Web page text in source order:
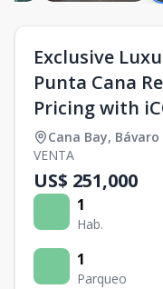
Exclusive
Punta Cana
Pricing with
Cana Bay, Bávaro
VENTA
US$ 251,000
1
Hab.
1
Parqueo